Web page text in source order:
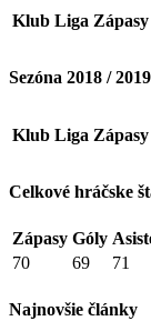
Klub Liga Zápasy
Sezóna 2018 /
Klub Liga Zápasy
Celkové hráčske
Zápasy Góly
70
69 71
Najnovšie články